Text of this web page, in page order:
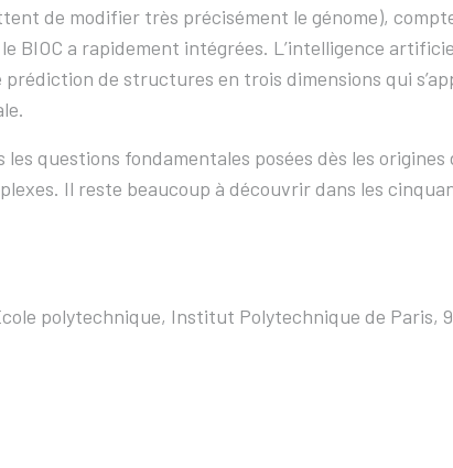
de modifier très précisément le génome),
BIOC a rapidement intégrées. L’intelligence
de structures en trois dimensions qui
questions fondamentales posées dès les
Il reste beaucoup à découvrir dans les
polytechnique, Institut Polytechnique de Paris,